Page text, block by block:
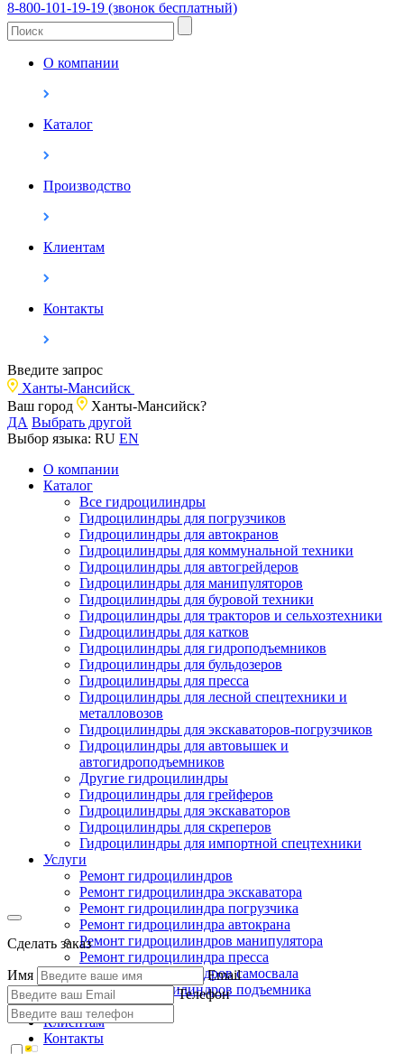
8-800-101-19-19 (звонок бесплатный)
О компании
Каталог
Производство
Клиентам
Контакты
Введите запрос
Ханты-Мансийск
Ваш город
Ханты-Мансийск?
ДА Выбрать другой
Выбор языка: RU EN
О компании
Каталог
Все гидроцилиндры
Гидроцилиндры для погрузчиков
Гидроцилиндры для автокранов
Гидроцилиндры для коммунальной техники
Гидроцилиндры для автогрейдеров
Гидроцилиндры для манипуляторов
Гидроцилиндры для буровой техники
Гидроцилиндры для тракторов и сельхозтехники
Гидроцилиндры для катков
Гидроцилиндры для гидроподъемников
Гидроцилиндры для бульдозеров
Гидроцилиндры для пресса
Гидроцилиндры для лесной спецтехники и
металловозов
Гидроцилиндры для экскаваторов-погрузчиков
Гидроцилиндры для автовышек и
автогидроподъемников
Другие гидроцилиндры
Гидроцилиндры для грейферов
Гидроцилиндры для экскаваторов
Гидроцилиндры для скреперов
Гидроцилиндры для импортной спецтехники
Услуги
Ремонт гидроцилиндров
Ремонт гидроцилиндра экскаватора
Ремонт гидроцилиндра погрузчика
Ремонт гидроцилиндра автокрана
Ремонт гидроцилиндров манипулятора
Ремонт гидроцилиндра пресса
Ремонт гидроцилиндров самосвала
Ремонт гидроцилиндров подъемника
Производство
Клиентам
Контакты
Сделать заказ
Имя
Email
Телефон